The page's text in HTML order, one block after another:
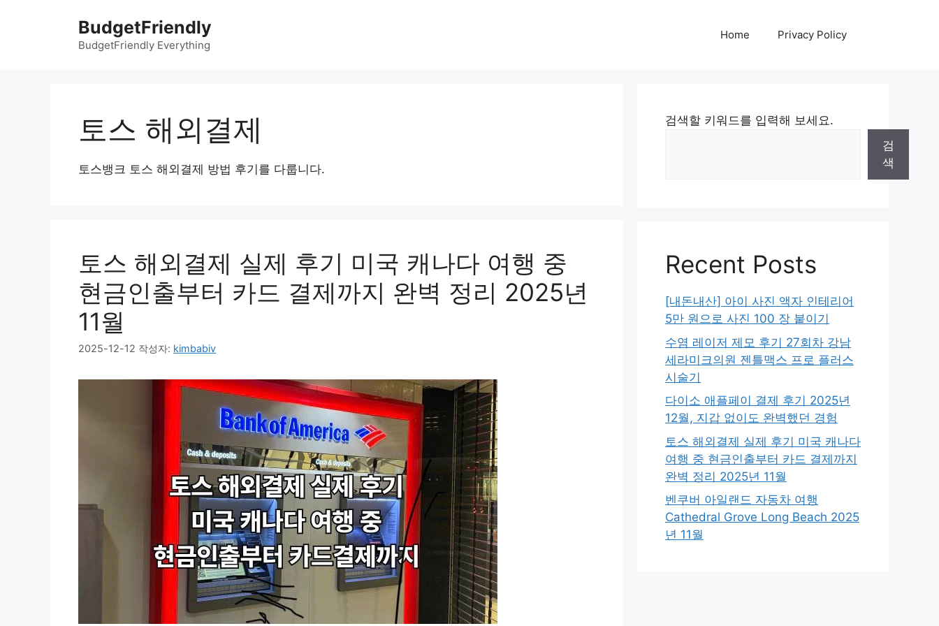
BudgetFriendly
BudgetFriendly Everything
Home Privacy Policy
토스 해외결제
토스뱅크 토스 해외결제 방법 후기를 다룹니다.
토스 해외결제 실제 후기 미국 캐나다 여행 중
현금인출부터 카드 결제까지 완벽 정리 2025년
11월
2025-12-12 작성자: kimbabiv
검색할 키워드를 입력해 보세요.
검
색
Recent Posts
[내돈내산] 아이 사진 액자 인테리어
5만 원으로 사진 100 장 붙이기
수염 레이저 제모 후기 27회차 강남
세라미크의원 젠틀맥스 프로 플러스
시술기
다이소 애플페이 결제 후기 2025년
12월, 지갑 없이도 완벽했던 경험
토스 해외결제 실제 후기 미국 캐나다
여행 중 현금인출부터 카드 결제까지
완벽 정리 2025년 11월
벤쿠버 아일랜드 자동차 여행
Cathedral Grove Long Beach 2025
년 11월